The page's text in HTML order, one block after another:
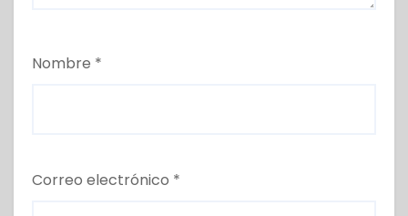
Nombre *
Correo electrónico *